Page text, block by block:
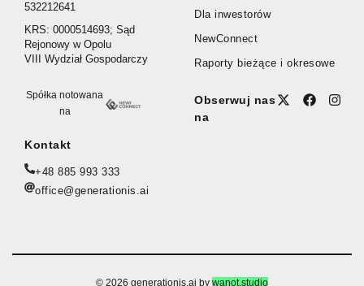
532212641
KRS: 0000514693; Sąd
Rejonowy w Opolu
VIII Wydział Gospodarczy
Kontakt
+48 885 993 333
office@generationis.ai
Spółka notowana
na
Dla inwestorów
NewConnect
Raporty bieżące i okresowe
Obserwuj nas
na
© 2026 generationis.ai by wanot.studio